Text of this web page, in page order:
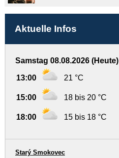
Aktuelle Infos
Samstag 08.08.2026 (Heute)
13:00 21 °C
15:00 18 bis 20 °C
18:00 15 bis 18 °C
Starý Smokovec